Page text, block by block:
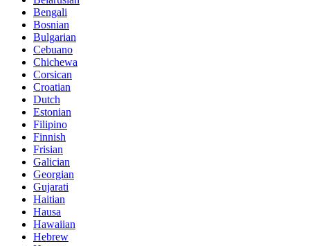
Bengali
Bosnian
Bulgarian
Cebuano
Chichewa
Corsican
Croatian
Dutch
Estonian
Filipino
Finnish
Frisian
Galician
Georgian
Gujarati
Haitian
Hausa
Hawaiian
Hebrew